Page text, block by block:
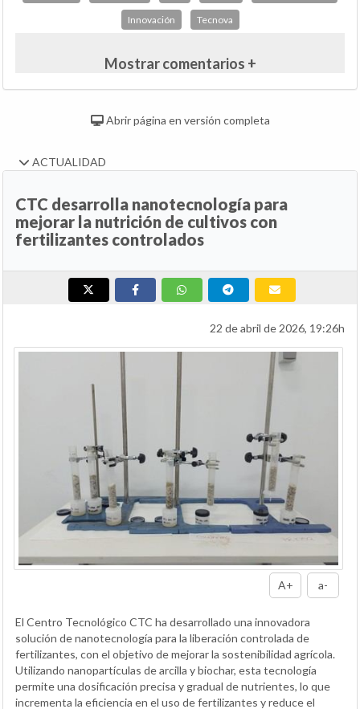
Innovación Tecnova
Mostrar comentarios +
Abrir página en versión completa
ACTUALIDAD
CTC desarrolla nanotecnología para
mejorar la nutrición de cultivos con
fertilizantes controlados
22 de abril de 2026, 19:26h
A+ a-
El Centro Tecnológico CTC ha desarrollado una innovadora
solución de nanotecnología para la liberación controlada de
fertilizantes, con el objetivo de mejorar la sostenibilidad agrícola.
Utilizando nanopartículas de arcilla y biochar, esta tecnología
permite una dosificación precisa y gradual de nutrientes, lo que
incrementa la eficiencia en el uso de fertilizantes y reduce el